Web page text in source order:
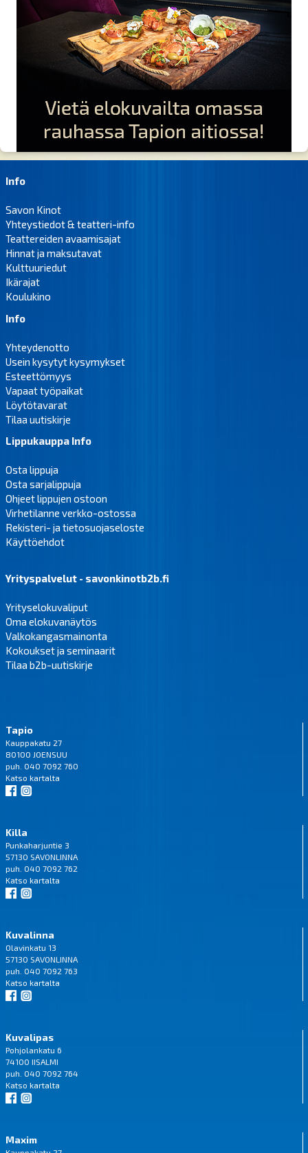
Info
Savon Kinot
Yhteystiedot & teatteri-info
Teattereiden avaamisajat
Hinnat ja maksutavat
Kulttuuriedut
Ikärajat
Koulukino
Info
Yhteydenotto
Usein kysytyt kysymykset
Esteettömyys
Vapaat työpaikat
Löytötavarat
Tilaa uutiskirje
Lippukauppa Info
Osta lippuja
Osta sarjalippuja
Ohjeet lippujen ostoon
Virhetilanne verkko-ostossa
Rekisteri- ja tietosuojaseloste
Käyttöehdot
Yrityspalvelut - savonkinotb2b.fi
Yrityselokuvaliput
Oma elokuvanäytös
Valkokangasmainonta
Kokoukset ja seminaarit
Tilaa b2b-uutiskirje
Tapio
Kauppakatu 27
80100 JOENSUU
puh. 040 7092 760
Katso kartalta
Killa
Punkaharjuntie 3
57130 SAVONLINNA
puh. 040 7092 762
Katso kartalta
Kuvalinna
Olavinkatu 13
57130 SAVONLINNA
puh. 040 7092 763
Katso kartalta
Kuvalipas
Pohjolankatu 6
74100 IISALMI
puh. 040 7092 764
Katso kartalta
Maxim